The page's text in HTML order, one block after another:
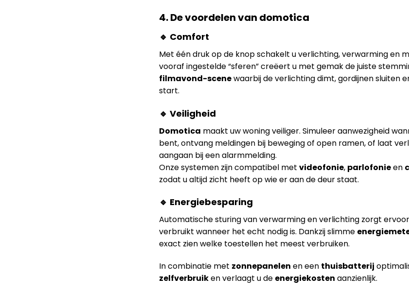
4. De voordelen van domotica
🔹 Comfort
Met één druk op de knop schakelt u verlichting, verwarming en
vooraf ingestelde “sferen” creëert u met gemak de juiste
filmavond-scenewaarbij de verlichting dimt, gordijnen sluiten
start.
🔹 Veiligheid
Domotica maakt uw woning veiliger. Simuleer aanwezigheid
bent, ontvang meldingen bij beweging of open ramen, of laat
aangaan bij een alarmmelding.
Onze systemen zijn compatibel met videofonie, parlofonieen
zodat u altijd zicht heeft op wie er aan de deur staat.
🔹 Energiebesparing
Automatische sturing van verwarming en verlichting zorgt
verbruikt wanneer het echt nodig is. Dankzij slimme
exact zien welke toestellen het meest verbruiken.
In combinatie met zonnepanelen en een thuisbatterij
zelfverbruiken verlaagt u de energiekosten aanzienlijk.